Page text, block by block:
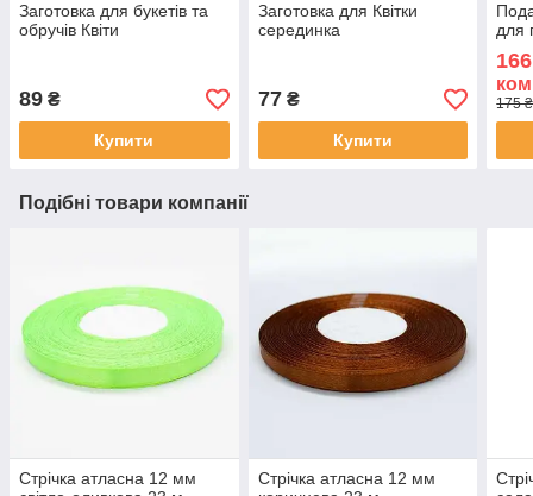
Заготовка для букетів та
обручів Квіти
89 ₴
Купити
Заготовка для Квітки
серединка
77₴
Купити
для
175
Подібні товари компанії
Стрічка атласна 12 мм
Стрічка атласна 12 мм